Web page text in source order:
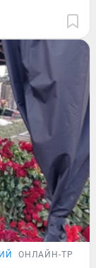
ОНЛАЙН-